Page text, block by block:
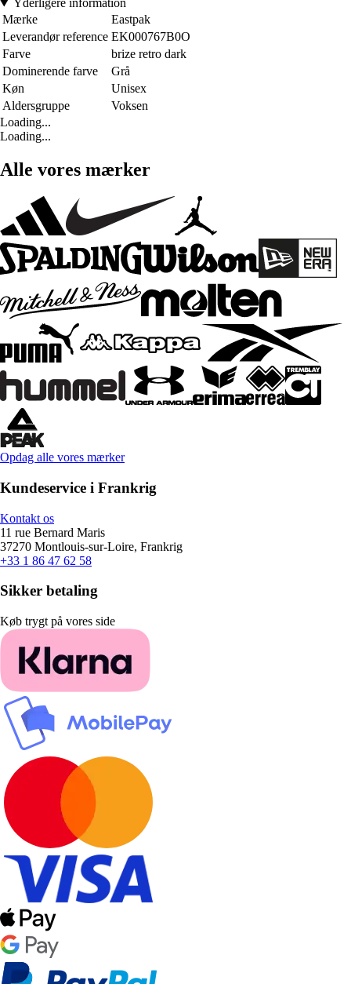
Yderligere information
Mærke
Eastpak
Leverandør reference EK000767B0O
Farve
brize retro dark
Dominerende farve
Grå
Køn
Unisex
Aldersgruppe
Voksen
Loading...
Loading...
Alle vores mærker
Opdag alle vores mærker
Kundeservice i Frankrig
Kontakt os
11 rue Bernard Maris
37270 Montlouis-sur-Loire, Frankrig
+33 1 86 47 62 58
Sikker betaling
Køb trygt på vores side